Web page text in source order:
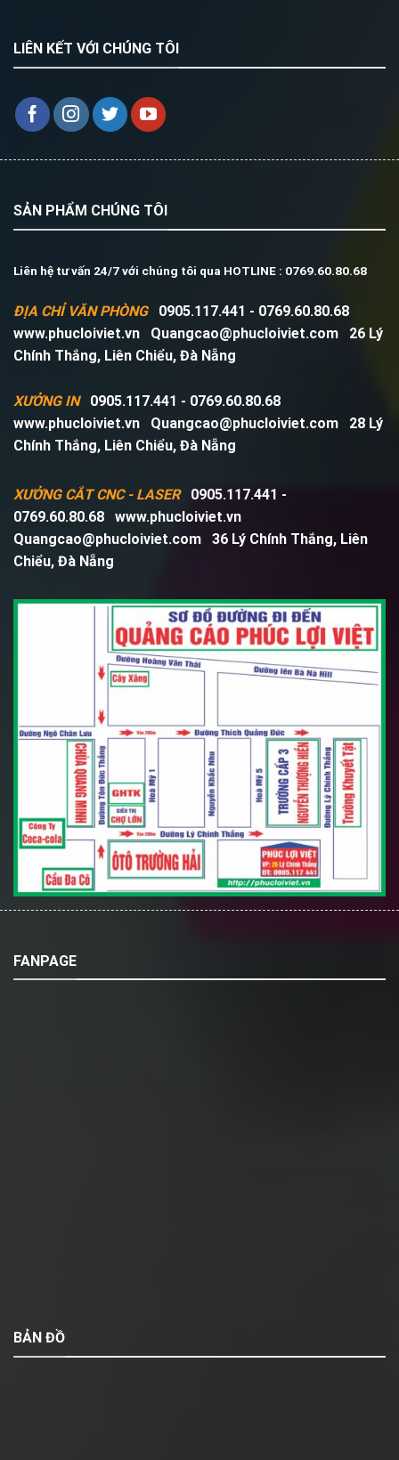
LIÊN KẾT VỚI CHÚNG TÔI
SẢN PHẨM CHÚNG TÔI
Liên hệ tư vấn 24/7 với chúng tôi qua HOTLINE : 0769.60.80.68
ĐỊA CHỈ VĂN PHÒNG
0905.117.441 - 0769.60.80.68
www.phucloiviet.vn
Quangcao@phucloiviet.com
26 Lý
Chính Thắng, Liên Chiểu, Đà Nẵng
XƯỞNG IN
0905.117.441 - 0769.60.80.68
www.phucloiviet.vn
Quangcao@phucloiviet.com
28 Lý
Chính Thắng, Liên Chiểu, Đà Nẵng
XƯỞNG CẮT CNC - LASER
0905.117.441 -
0769.60.80.68
www.phucloiviet.vn
Quangcao@phucloiviet.com
36 Lý Chính Thắng, Liên
Chiểu, Đà Nẵng
FANPAGE
BẢN ĐỒ